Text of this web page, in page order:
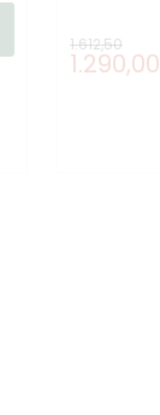
1.612,50
1.290,00